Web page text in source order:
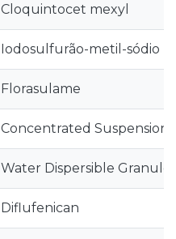
Cloquintocet mexyl
Iodosulfurão-metil-sódio
Florasulame
Concentrated Suspension
Water Dispersible Granule
Diflufenican